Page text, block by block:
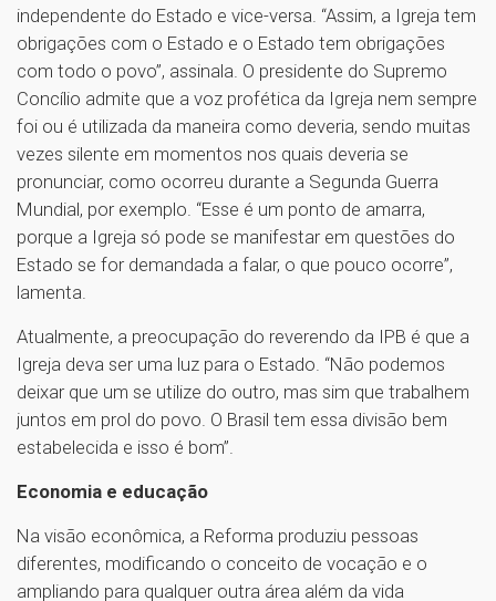
independente do Estado e vice-versa. “Assim, a Igreja tem
obrigações com o Estado e o Estado tem obrigações
com todo o povo”, assinala. O presidente do Supremo
Concílio admite que a voz profética da Igreja nem sempre
foi ou é utilizada da maneira como deveria, sendo muitas
vezes silente em momentos nos quais deveria se
pronunciar, como ocorreu durante a Segunda Guerra
Mundial, por exemplo. “Esse é um ponto de amarra,
porque a Igreja só pode se manifestar em questões do
Estado se for demandada a falar, o que pouco ocorre”,
lamenta.
Atualmente, a preocupação do reverendo da IPB é que a
Igreja deva ser uma luz para o Estado. “Não podemos
deixar que um se utilize do outro, mas sim que trabalhem
juntos em prol do povo. O Brasil tem essa divisão bem
estabelecida e isso é bom”.
Economia e educação
Na visão econômica, a Reforma produziu pessoas
diferentes, modificando o conceito de vocação e o
ampliando para qualquer outra área além da vida